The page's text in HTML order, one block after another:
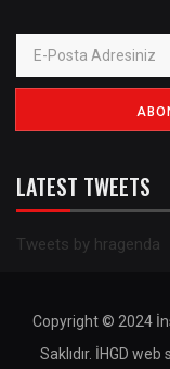
LATEST TWEETS
Tweets by hragenda
Copyright © 2024
Saklıdır. İHGD